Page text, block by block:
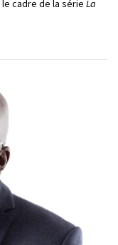
cadre de la série La